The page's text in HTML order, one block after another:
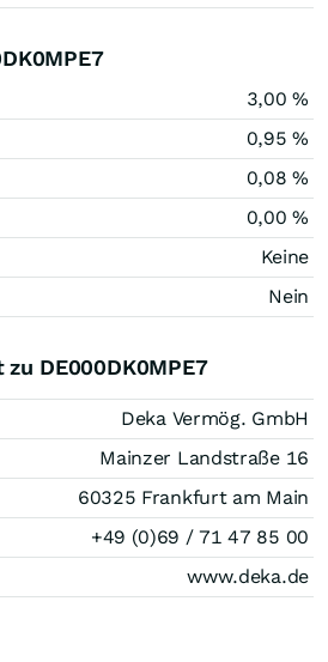
3,00 %
0,95 %
0,08 %
0,00 %
Keine
Nein
DE000DK0MPE7
Deka Vermög. GmbH
Mainzer Landstraße 16
60325 Frankfurt am Main
+49 (0)69 / 71 47 85 00
www.deka.de